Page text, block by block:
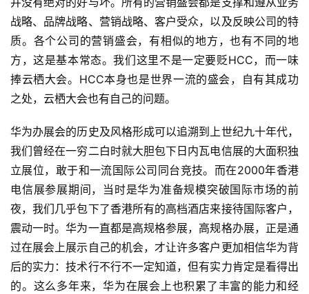
战略、品牌战略、营销战略、客户受众，以及反映公司的特
质。各个公司的营销盛会，有相似的地方，也有不同的地
方，这是基本常态。我们这里不是一定要贬HCC，而一味
捧云栖大会。HCC本身也是世界一流的盛会，自有其成功
之处，云栖大会也有自己的问题。
华为办展会的历史及风格形成可以追溯到上世纪九十年代，
我们曾经在一穷二白时就大胆包下日内瓦电信展的大面积独
立展位，敢于和一流国际公司同台竞技。而在2000年香港
电信展参展期间，当时是华为准备规模突破国际市场的前
夜，我们几乎包下了香港所有的高档酒店来接待国际客户，
震动一时。华为一直都是高规格参展，高规格办展，正是通
过在展会上展示自己的机会，才让许多客户更加相信华为背
后的实力：技术行不行不一定知道，但有实力肯定是看得出
的。这么多年来，华为在展会上也积累了丰富的能力和经